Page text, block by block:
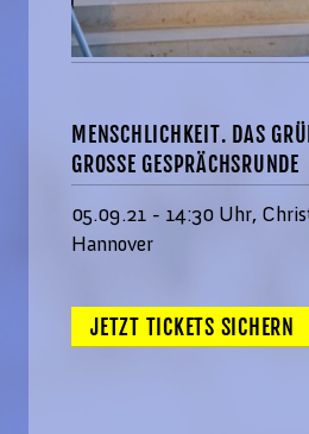
MENSCHLICHKEIT. DAS
GROSSE GESPRÄCHSRUNDE
05.09.21 - 14:30 Uhr,
Hannover
JETZT TICKETS SICHERN